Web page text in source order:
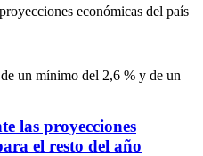
económicas del país
un mínimo del 2,6 % y de un
las proyecciones
el resto del año